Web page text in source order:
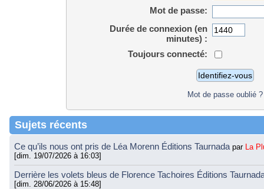
Mot de passe:
Durée de connexion (en
minutes) :
Toujours connecté:
Mot de passe oublié ?
Sujets récents
Ce qu’ils nous ont pris de Léa Morenn Éditions Taurnada par La
[dim. 19/07/2026 à 16:03]
Derrière les volets bleus de Florence Tachoires Éditions
[dim. 28/06/2026 à 15:48]